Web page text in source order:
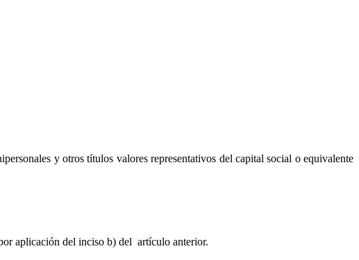
y otros títulos valores representativos del capital social o equivalente
aplicación del inciso b) del artículo anterior.